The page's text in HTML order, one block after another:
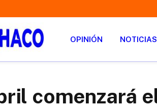
OPINIÓN NOTICIAS
comenzará